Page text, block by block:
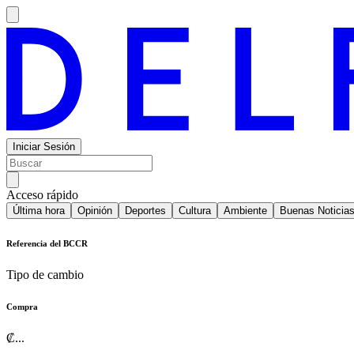
Iniciar Sesión
Acceso rápido
Última hora Opinión Deportes Cultura Ambiente Buenas Noticias
Referencia del BCCR
Tipo de cambio
Compra
₡...